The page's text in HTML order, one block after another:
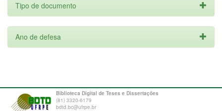
Tipo de documento
Ano de defesa
Biblioteca Digital de Teses e Dissertações
(81) 3320-6179
bdtd.bc@ufrpe.br